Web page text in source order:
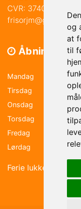
og
at
til
CVR: 37403458
frisorjm@gmail.com
Mandag
Tirsdag
Onsdag
Torsdag
Fredag
Lørdag
Ferie lukket i uge